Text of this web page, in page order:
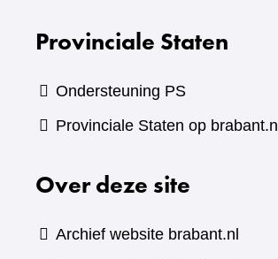
Provinciale Staten
Ondersteuning PS
Provinciale Staten op brabant.nl
Over deze site
Archief website brabant.nl